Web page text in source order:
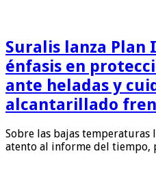
Suralis lanza Plan
énfasis en
ante heladas y
alcantarillado
Sobre las bajas temperaturas
atento al informe del